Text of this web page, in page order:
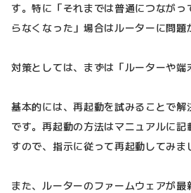
す。特に「それまでは普通につなが
らなくなった」場合はルーターに問題
対策としては、まずは「ルーターや端
基本的には、再起動を試みることで
です。再起動の方法はマニュアルに
すので、指示に従って再起動してみま
また、ルーターのファームウェアが